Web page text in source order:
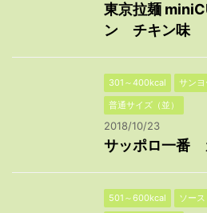
東京拉麺
ン チキン味
301～400kcal サン
普通サイズ（並）
2018/10/23
サッポロ一番
501～600kcal ソース